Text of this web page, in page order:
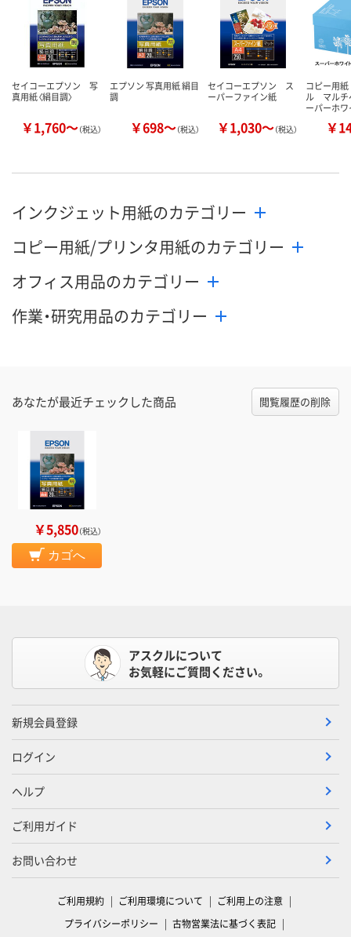
セイコーエプソン 写
真用紙〈絹目調〉
￥1,760～（税込）
エプソン 写真用紙 絹目
調
￥698～（税込）
セイコーエプソン ス
ーパーファイン紙
￥1,030～（税込）
コピー用
ル マルチ
ーパーホワ
￥
インクジェット用紙のカテゴリー
コピー用紙/プリンタ用紙のカテゴリー
オフィス用品のカテゴリー
作業・研究用品のカテゴリー
あなたが最近チェックした商品 閲覧履歴の削除
￥5,850（税込）
カゴへ
アスクルについて
お気軽にご質問ください。
新規会員登録
ログイン
ヘルプ
ご利用ガイド
お問い合わせ
ご利用規約 ご利用環境について
ご利用上の注意
プライバシーポリシー
古物営業法に基づく表記